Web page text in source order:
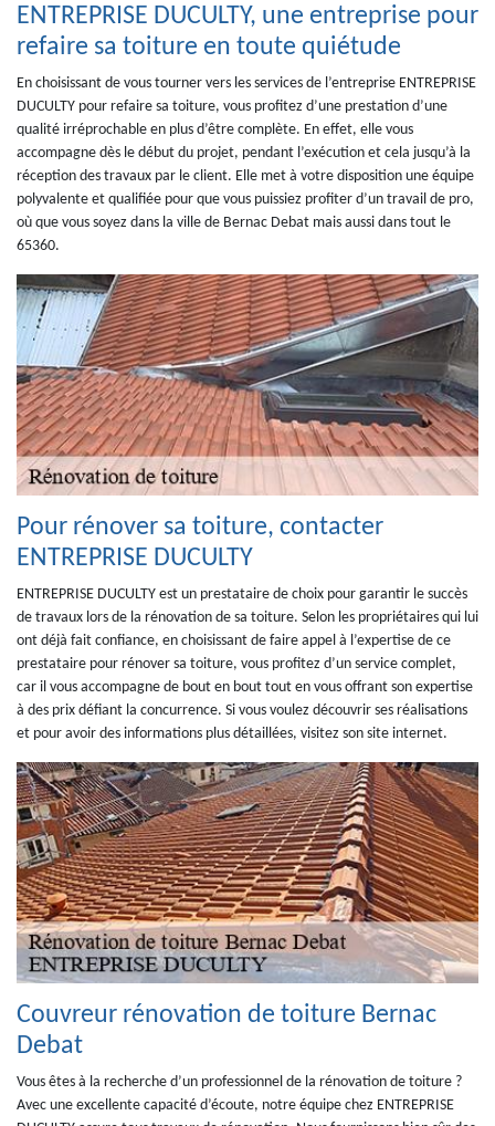
ENTREPRISE DUCULTY, une entreprise pour
refaire sa toiture en toute quiétude
En choisissant de vous tourner vers les services de l’entreprise ENTREPRISE
DUCULTY pour refaire sa toiture, vous profitez d’une prestation d’une
qualité irréprochable en plus d’être complète. En effet, elle vous
accompagne dès le début du projet, pendant l’exécution et cela jusqu’à la
réception des travaux par le client. Elle met à votre disposition une équipe
polyvalente et qualifiée pour que vous puissiez profiter d’un travail de pro,
où que vous soyez dans la ville de Bernac Debat mais aussi dans tout le
65360.
Pour rénover sa toiture, contacter
ENTREPRISE DUCULTY
ENTREPRISE DUCULTY est un prestataire de choix pour garantir le succès
de travaux lors de la rénovation de sa toiture. Selon les propriétaires qui lui
ont déjà fait confiance, en choisissant de faire appel à l’expertise de ce
prestataire pour rénover sa toiture, vous profitez d’un service complet,
car il vous accompagne de bout en bout tout en vous offrant son expertise
à des prix défiant la concurrence. Si vous voulez découvrir ses réalisations
et pour avoir des informations plus détaillées, visitez son site internet.
Couvreur rénovation de toiture Bernac
Debat
Vous êtes à la recherche d’un professionnel de la rénovation de toiture ?
Avec une excellente capacité d’écoute, notre équipe chez ENTREPRISE